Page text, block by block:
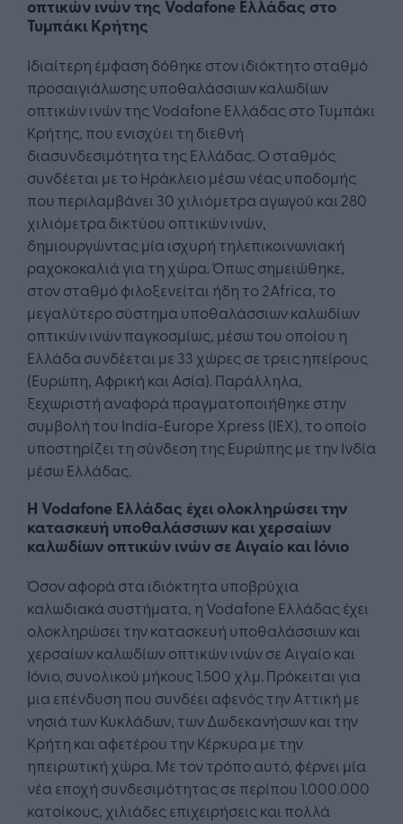
οπτικών ινών της Vodafone Ελλάδας στο
Τυμπάκι Κρήτης
Ιδιαίτερη έμφαση δόθηκε στον ιδιόκτητο σταθμό
προσαιγιάλωσης υποθαλάσσιων καλωδίων
οπτικών ινών της Vodafone Ελλάδας στο Τυμπάκι
Κρήτης, που ενισχύει τη διεθνή
διασυνδεσιμότητα της Ελλάδας. Ο σταθμός
συνδέεται με το Ηράκλειο μέσω νέας υποδομής
που περιλαμβάνει 30 χιλιόμετρα αγωγού και 280
χιλιόμετρα δικτύου οπτικών ινών,
δημιουργώντας μία ισχυρή τηλεπικοινωνιακή
ραχοκοκαλιά για τη χώρα. Όπως σημειώθηκε,
στον σταθμό φιλοξενείται ήδη το 2Africa, το
μεγαλύτερο σύστημα υποθαλάσσιων καλωδίων
οπτικών ινών παγκοσμίως, μέσω του οποίου η
Ελλάδα συνδέεται με 33 χώρες σε τρεις ηπείρους
(Ευρώπη, Αφρική και Ασία). Παράλληλα,
ξεχωριστή αναφορά πραγματοποιήθηκε στην
συμβολή του India-Europe Xpress (IEX), το οποίο
υποστηρίζει τη σύνδεση της Ευρώπης με την Ινδία
μέσω Ελλάδας.
Η Vodafone Ελλάδας έχει ολοκληρώσει την
κατασκευή υποθαλάσσιων και χερσαίων
καλωδίων οπτικών ινών σε Αιγαίο και Ιόνιο
Όσον αφορά στα ιδιόκτητα υποβρύχια
καλωδιακά συστήματα, η Vodafone Ελλάδας έχει
ολοκληρώσει την κατασκευή υποθαλάσσιων και
χερσαίων καλωδίων οπτικών ινών σε Αιγαίο και
Ιόνιο, συνολικού μήκους 1.500 χλμ. Πρόκειται για
μια επένδυση που συνδέει αφενός την Αττική με
νησιά των Κυκλάδων, των Δωδεκανήσων και την
Κρήτη και αφετέρου την Κέρκυρα με την
ηπειρωτική χώρα. Με τον τρόπο αυτό, φέρνει μία
νέα εποχή συνδεσιμότητας σε περίπου 1.000.000
κατοίκους, χιλιάδες επιχειρήσεις και πολλά